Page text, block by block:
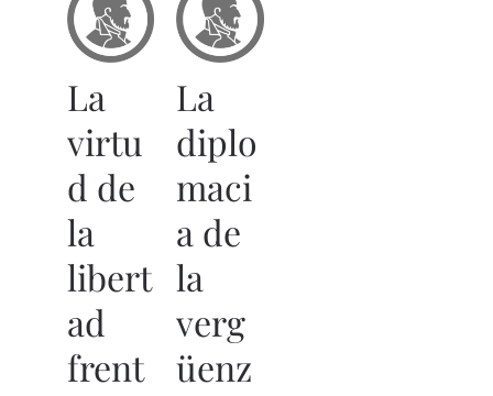
La
virtu
d de
la
libert
ad
frent
La
diplo
maci
a de
la
verg
üenz